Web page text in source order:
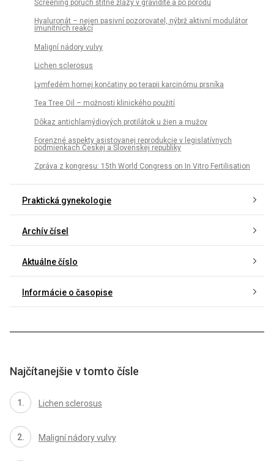
Screening poruch štítné žlázy v graviditě a po porodu
Hyaluronát – nejen pasivní pozorovatel, nýbrž aktivní modulátor
imunitních reakcí
Maligní nádory vulvy
Lichen sclerosus
Lymfedém hornej končatiny po terapii karcinómu prsníka
Tea Tree Oil – možnosti klinického použití
Dôkaz antichlamýdiových protilátok u žien a mužov
Forenzné aspekty asistovanej reprodukcie v legislatívnych
podmienkach Českej a Slovenskej republiky
Zpráva z kongresu: 15th World Congress on In Vitro Fertilisation
Praktická gynekologie
Archív čísel
Aktuálne číslo
Informácie o časopise
Najčítanejšie v tomto čísle
Lichen sclerosus
Maligní nádory vulvy